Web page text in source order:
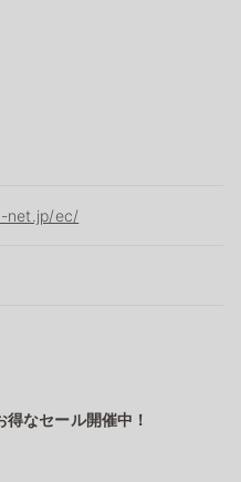
net.jp/ec/
得なセール開催中！